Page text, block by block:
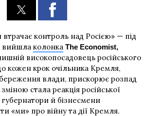
контроль над Росією» — під
вийшла колонка The Economist,
високопосадовець російського
кожен крок очільника Кремля,
влади, прискорює розпад
стала реакція російської
й бізнесмени
«ми» про війну та дії Кремля.